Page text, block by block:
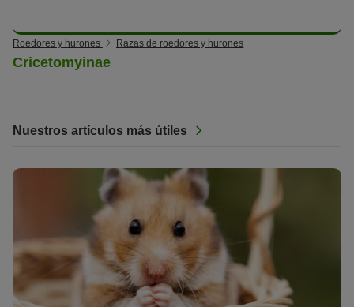
Roedores y hurones Razas de roedores y hurones
Cricetomyinae
Nuestros artículos más útiles